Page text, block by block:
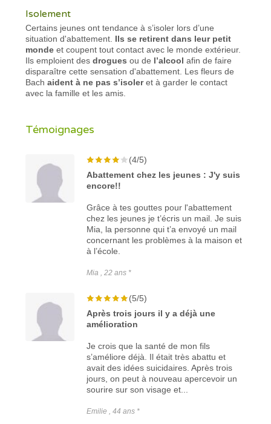
Isolement
Certains jeunes ont tendance à s’isoler lors d’une
situation d'abattement. Ils se retirent dans leur petit
monde et coupent tout contact avec le monde extérieur.
Ils emploient desdrogues ou de l’alcool afin de faire
disparaître cette sensation d'abattement. Les fleurs de
Bachaident à ne pas s’isoleret à garder le contact
avec la famille et les amis.
Témoignages
(4/5)
Abattement chez les jeunes : J'y suis
encore!!
Grâce à tes gouttes pour l'abattement
chez les jeunes je t’écris un mail. Je suis
Mia, la personne qui t’a envoyé un mail
concernant les problèmes à la maison et
à l’école.
Mia , 22 ans *
(5/5)
Après trois jours il y a déjà une
amélioration
Je crois que la santé de mon fils
s’améliore déjà. Il était très abattu et
avait des idées suicidaires. Après trois
jours, on peut à nouveau apercevoir un
sourire sur son visage et...
Emilie , 44 ans *